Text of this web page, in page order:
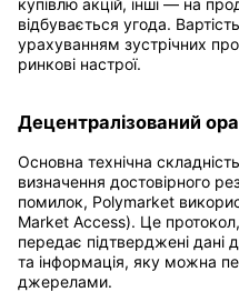
відбувається угода.
урахуванням зустрічних
ринкові настрої.
Децентралізований
Основна технічна
визначення достовірного
помилок, Polymarket
Market Access). Це
передає підтверджені дані
та інформація, яку можна
джерелами.